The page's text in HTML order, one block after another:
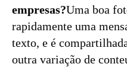
empresas?Uma boa
rapidamente uma
texto, e é
outra variação de